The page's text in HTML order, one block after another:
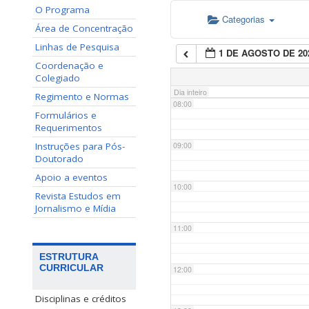
O Programa
Área de Concentração
Linhas de Pesquisa
Coordenação e
Colegiado
Regimento e Normas
Formulários e
Requerimentos
Instruções para Pós-
Doutorado
Apoio a eventos
Revista Estudos em
Jornalismo e Mídia
ESTRUTURA
CURRICULAR
Disciplinas e créditos
Categorias
1 DE AGOSTO DE
Dia inteiro
07:00
08:00
09:00
10:00
11:00
12:00